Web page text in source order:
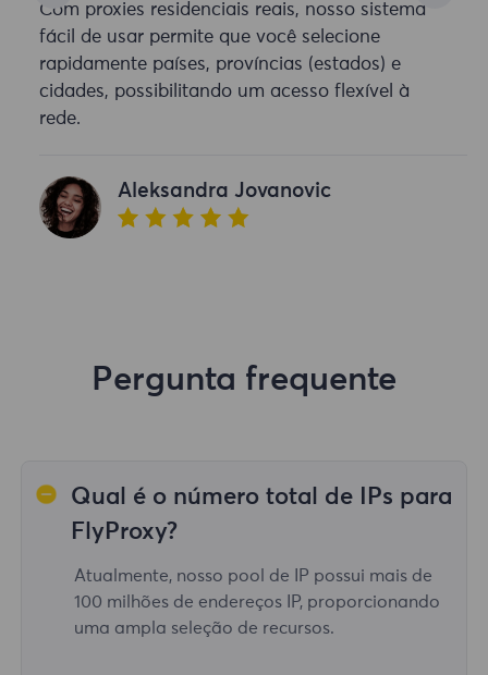
Com proxies residenciais reais, nosso sistema
fácil de usar permite que você selecione
rapidamente países, províncias (estados) e
cidades, possibilitando um acesso flexível à
rede.
Aleksandra Jovanovic
Pergunta frequente
Qual é o número total de IPs para
FlyProxy?
Atualmente, nosso pool de IP possui mais de
100 milhões de endereços IP, proporcionando
uma ampla seleção de recursos.